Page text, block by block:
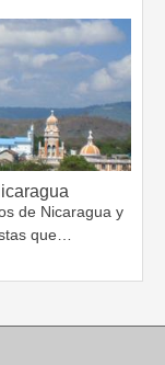
de Nicaragua y
que…